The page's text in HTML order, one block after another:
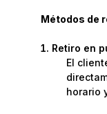
Métodos de
Retiro en
El
horario